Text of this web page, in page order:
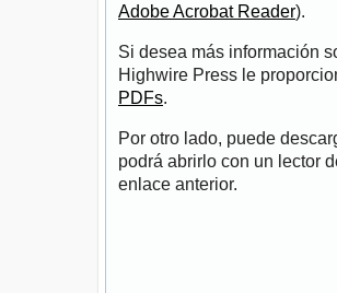
Adobe Acrobat Reader).
Si desea más información
Highwire Press le
PDFs.
Por otro lado, puede
podrá abrirlo con un lector
enlace anterior.